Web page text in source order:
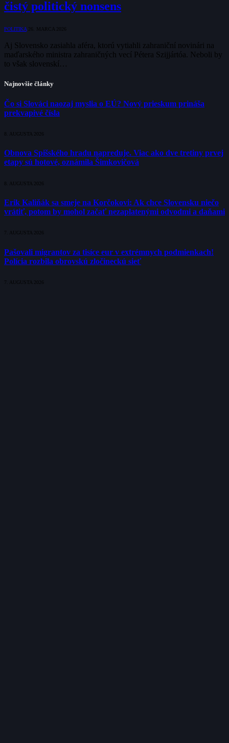
čistý politický nonsens
POLITIKA 26. MARCA 2026
Aj Slovensko zasiahla aféra, ktorú vytiahli zahraniční novinári na
maďarského ministra zahraničných vecí Pétera Szijjártóa. Neboli by
to však slovenskí…
Najnovšie články
Čo si Slováci naozaj myslia o EÚ? Nový prieskum prináša
prekvapivé čísla
8. AUGUSTA 2026
Obnova Spišského hradu napreduje. Viac ako dve tretiny prvej
etapy sú hotové, oznámila Šimkovičová
8. AUGUSTA 2026
Erik Kaliňák sa smeje na Korčokovi: Ak chce Slovensku niečo
vrátiť, potom by mohol začať nezaplatenými odvodmi a daňami
7. AUGUSTA 2026
Pašovali migrantov za tisíce eur v extrémnych podmienkach!
Polícia rozbila obrovskú zločineckú sieť
7. AUGUSTA 2026